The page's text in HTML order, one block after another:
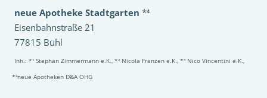
neue Apotheke Stadtgarten *⁴
Eisenbahnstraße 21
77815 Bühl
Inh.: *¹ Stephan Zimmermann e.K., *² Nicola Franzen e.K., *³ Nico Vincentini e.K.,
*⁴neue Apotheken D&A OHG